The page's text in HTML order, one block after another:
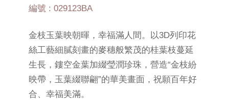
編號 : 029123BA
金枝玉葉映朝暉，幸福滿人間。以3D列印花
絲工藝細膩刻畫的麥穗般繁茂的桂葉枝蔓延
生長，鏤空金葉加綴瑩潤珍珠，營造“金枝紛
映帶，玉葉綴聯翩”的華美畫面，祝願百年好
合、幸福美滿。